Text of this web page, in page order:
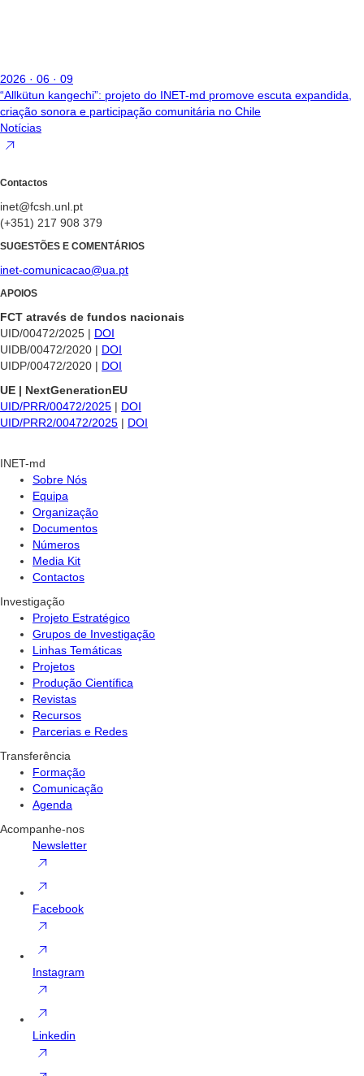
2026 · 06 · 09
“Allkütun kangechi”: projeto do INET-md promove escuta expandida,
criação sonora e participação comunitária no Chile
Notícias
Contactos
inet@fcsh.unl.pt
(+351) 217 908 379
SUGESTÕES E COMENTÁRIOS
inet-comunicacao@ua.pt
APOIOS
FCT através de fundos nacionais
UID/00472/2025 | DOI
UIDB/00472/2020 | DOI
UIDP/00472/2020 | DOI
UE | NextGenerationEU
UID/PRR/00472/2025 | DOI
UID/PRR2/00472/2025 | DOI
INET-md
Sobre Nós
Equipa
Organização
Documentos
Números
Media Kit
Contactos
Investigação
Projeto Estratégico
Grupos de Investigação
Linhas Temáticas
Projetos
Produção Científica
Revistas
Recursos
Parcerias e Redes
Transferência
Formação
Comunicação
Agenda
Acompanhe-nos
Newsletter
Facebook
Instagram
Linkedin